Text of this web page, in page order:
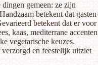
gemeen: ze zijn
betekent dat gasten
betekent dat er voor
kaas, mediterrane accenten
vegetarische keuzes.
verzorgd en feestelijk uitziet